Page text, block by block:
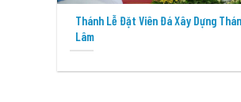
Thánh Lễ Đặt Viên Đá Xây Dựng
Lâm